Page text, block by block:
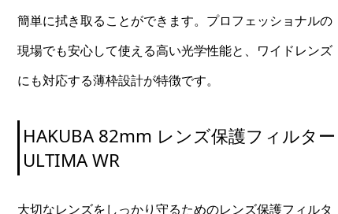
簡単に拭き取ることができます。プロフェッショナルの
現場でも安心して使える高い光学性能と、ワイドレンズ
にも対応する薄枠設計が特徴です。
HAKUBA 82mm レンズ保護フィルター
ULTIMA WR
大切なレンズをしっかり守るためのレンズ保護フィルタ